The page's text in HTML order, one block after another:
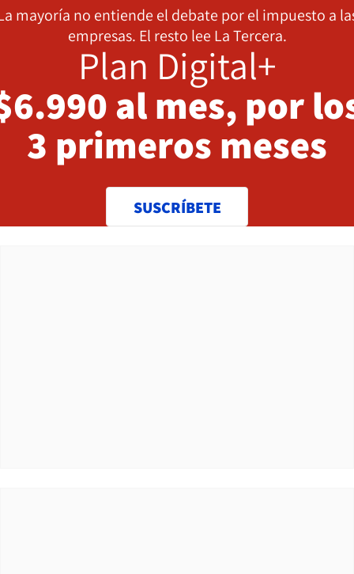
mayoría no entiende el debate por el impuesto a
empresas. El resto lee La Tercera.
Plan Digital+
al mes, por
3 primeros meses
SUSCRÍBETE